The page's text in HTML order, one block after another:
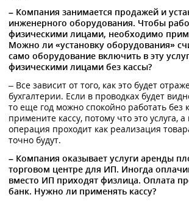
– Компания занимается продажей и
инженерного оборудования. Чтобы
физическими лицами, необходимо
Можно ли «установку оборудования»
само оборудование включить в эту
физическими лицами без кассы?
– Все зависит от того, как это будет
бухгалтерии. Если в проводках будет
то еще год можно спокойно работать без
примените кассу, потому что это услуга, а
операция проходит как реализация
точно будут.
– Компания оказывает услуги аренды
торговом центре для ИП. Иногда
вместо ИП приходят физлица. Оплата
банк. Нужно ли применять кассу?